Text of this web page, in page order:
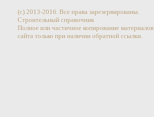
(c) 2013-2016. Все права зарезервированы.
Строительный справочник
Полное или частичное копирование материалов
сайта только при наличии обратной ссылки.